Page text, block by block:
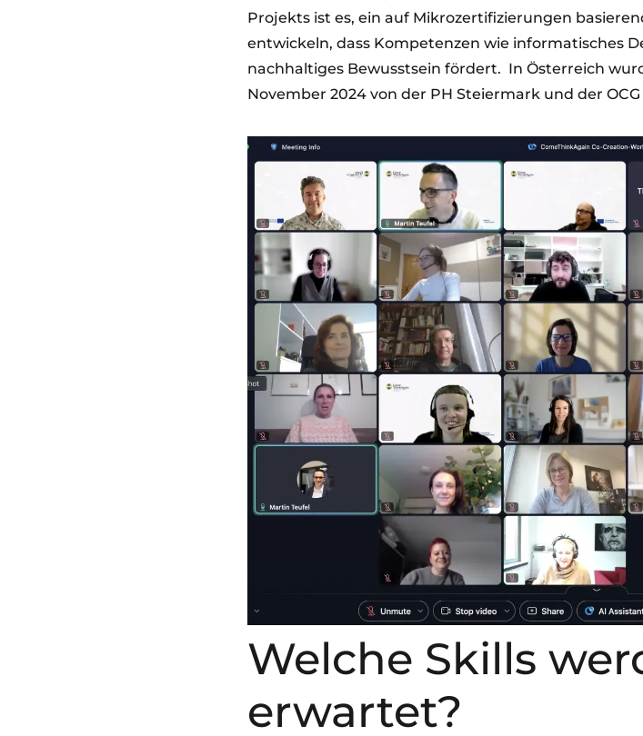
Projekts ist es, ein auf Mikrozertifizierungen
entwickeln, dass Kompetenzen wie informatisches
nachhaltiges Bewusstsein fördert. In Österreich
November 2024 von der PH Steiermark und der
Welche Skills
erwartet?